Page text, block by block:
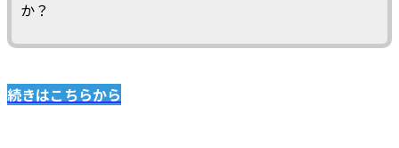
か？
続きはこちらから